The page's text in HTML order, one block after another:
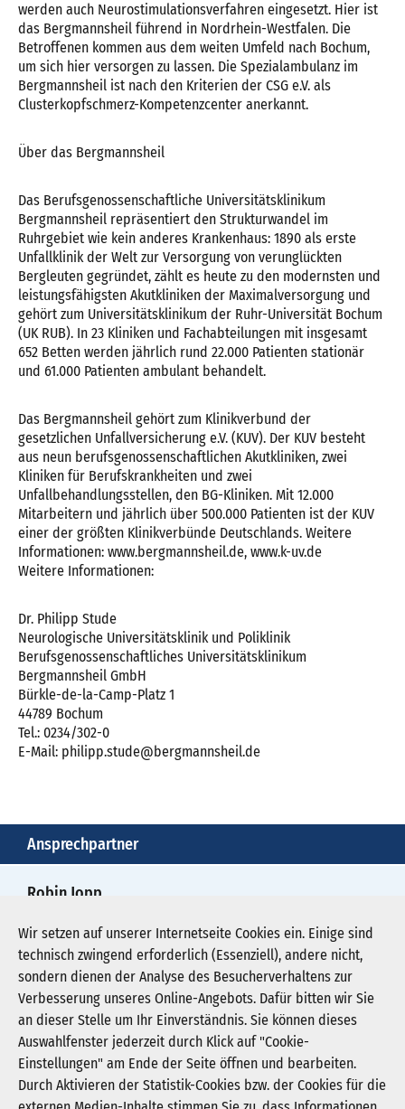
Wir setzen auf unserer Internetseite Cookies ein. Einige sind
technisch zwingend erforderlich (Essenziell), andere nicht,
sondern dienen der Analyse des Besucherverhaltens zur
Verbesserung unseres Online-Angebots. Dafür bitten wir Sie
an dieser Stelle um Ihr Einverständnis. Sie können dieses
Auswahlfenster jederzeit durch Klick auf "Cookie-
Einstellungen" am Ende der Seite öffnen und bearbeiten.
Durch Aktivieren der Statistik-Cookies bzw. der Cookies für die
werden auch Neurostimulationsverfahren eingesetzt. Hier ist
das Bergmannsheil führend in Nordrhein-Westfalen. Die
Betroffenen kommen aus dem weiten Umfeld nach Bochum,
um sich hier versorgen zu lassen. Die Spezialambulanz im
Bergmannsheil ist nach den Kriterien der CSG e.V. als
Clusterkopfschmerz-Kompetenzcenter anerkannt.
Über das Bergmannsheil
Das Berufsgenossenschaftliche Universitätsklinikum
Bergmannsheil repräsentiert den Strukturwandel im
Ruhrgebiet wie kein anderes Krankenhaus: 1890 als erste
Unfallklinik der Welt zur Versorgung von verunglückten
Bergleuten gegründet, zählt es heute zu den modernsten und
leistungsfähigsten Akutkliniken der Maximalversorgung und
gehört zum Universitätsklinikum der Ruhr-Universität Bochum
(UK RUB). In 23 Kliniken und Fachabteilungen mit insgesamt
652 Betten werden jährlich rund 22.000 Patienten stationär
und 61.000 Patienten ambulant behandelt.
Das Bergmannsheil gehört zum Klinikverbund der
gesetzlichen Unfallversicherung e.V. (KUV). Der KUV besteht
aus neun berufsgenossenschaftlichen Akutkliniken, zwei
Kliniken für Berufskrankheiten und zwei
Unfallbehandlungsstellen, den BG-Kliniken. Mit 12.000
Mitarbeitern und jährlich über 500.000 Patienten ist der KUV
einer der größten Klinikverbünde Deutschlands. Weitere
Informationen: www.bergmannsheil.de, www.k-uv.de
Weitere Informationen:
Dr. Philipp Stude
Neurologische Universitätsklinik und Poliklinik
Berufsgenossenschaftliches Universitätsklinikum
Bergmannsheil GmbH
Bürkle-de-la-Camp-Platz 1
44789 Bochum
Tel.: 0234/302-0
E-Mail: philipp.stude@bergmannsheil.de
Ansprechpartner
Robin Jopp
+49.234.302 6125
robin.jopp@bergmannsheil.de
Newsletter abonnieren
Registrieren